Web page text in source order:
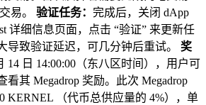
易。 验证任务： 完成后，关闭 dApp
详细信息页面，点击 “验证” 来更新任
导致验证延迟，可几分钟后重试。 奖
14 日 14:00:00（东八区时间），用户可
其 Megadrop 奖励。此次 Megadrop
KERNEL （代币总供应量的 4%），单